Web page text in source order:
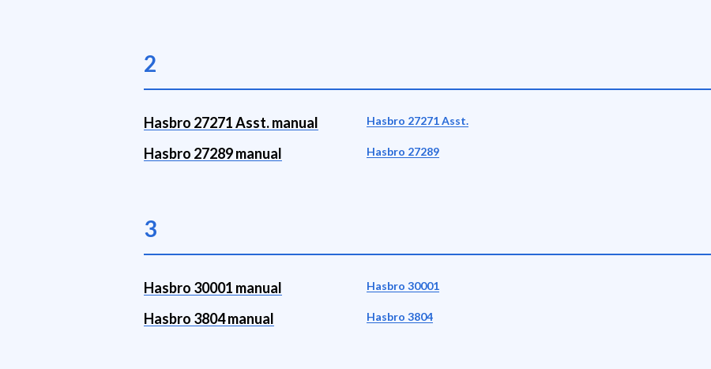
2
Hasbro 27271 Asst. manual Hasbro 27271 Asst.
Hasbro 27289 manual Hasbro 27289
3
Hasbro 30001 manual Hasbro 30001
Hasbro 3804 manual Hasbro 3804